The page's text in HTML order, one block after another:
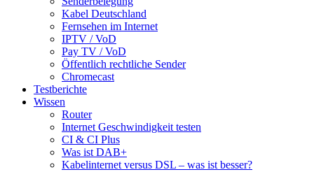
Kabel Deutschland
Fernsehen im Internet
IPTV / VoD
Pay TV / VoD
Öffentlich rechtliche Sender
Chromecast
Testberichte
Wissen
Router
Internet Geschwindigkeit testen
CI & CI Plus
Was ist DAB+
Kabelinternet versus DSL – was ist besser?